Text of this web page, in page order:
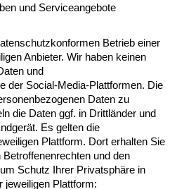
und Serviceangebote
Betrieb einer
Anbieter. Wir haben keinen
und
der Social-Media-Plattformen. Die
Daten zu
die Daten ggf. in Drittländer und
Es gelten die
Plattform. Dort erhalten Sie
und den
Schutz Ihrer Privatsphäre in
jeweiligen Plattform: